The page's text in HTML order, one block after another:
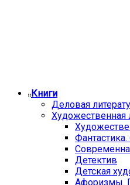
Книги
Деловая
Художественная
Детектив
Детская
Афоризмы.